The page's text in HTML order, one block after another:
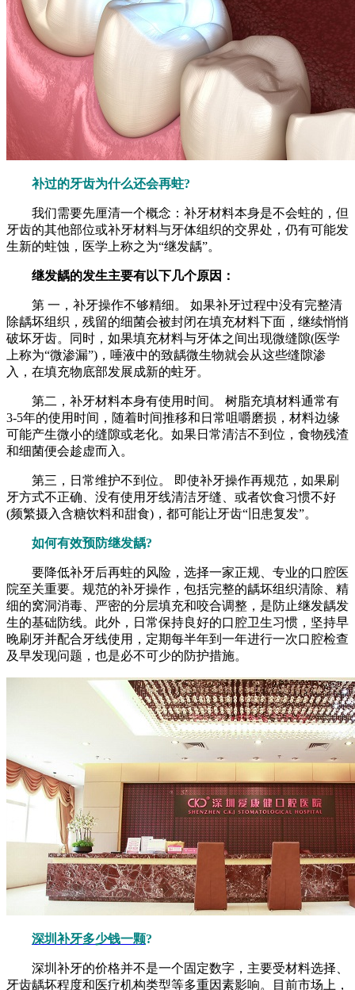
补过的牙齿为什么还会再蛀?
我们需要先厘清一个概念：补牙材料本身是不会蛀的，但
牙齿的其他部位或补牙材料与牙体组织的交界处，仍有可能发
生新的蛀蚀，医学上称之为“继发龋”。
继发龋的发生主要有以下几个原因：
第 一，补牙操作不够精细。 如果补牙过程中没有完整清
除龋坏组织，残留的细菌会被封闭在填充材料下面，继续悄悄
破坏牙齿。同时，如果填充材料与牙体之间出现微缝隙(医学
上称为“微渗漏”)，唾液中的致龋微生物就会从这些缝隙渗
入，在填充物底部发展成新的蛀牙。
第二，补牙材料本身有使用时间。 树脂充填材料通常有
3-5年的使用时间，随着时间推移和日常咀嚼磨损，材料边缘
可能产生微小的缝隙或老化。如果日常清洁不到位，食物残渣
和细菌便会趁虚而入。
第三，日常维护不到位。 即使补牙操作再规范，如果刷
牙方式不正确、没有使用牙线清洁牙缝、或者饮食习惯不好
(频繁摄入含糖饮料和甜食)，都可能让牙齿“旧患复发”。
如何有效预防继发龋?
要降低补牙后再蛀的风险，选择一家正规、专业的口腔医
院至关重要。规范的补牙操作，包括完整的龋坏组织清除、精
细的窝洞消毒、严密的分层填充和咬合调整，是防止继发龋发
生的基础防线。此外，日常保持良好的口腔卫生习惯，坚持早
晚刷牙并配合牙线使用，定期每半年到一年进行一次口腔检查
及早发现问题，也是必不可少的防护措施。
深圳补牙多少钱一颗?
深圳补牙的价格并不是一个固定数字，主要受材料选择、
牙齿龋坏程度和医疗机构类型等多重因素影响。目前市场上，